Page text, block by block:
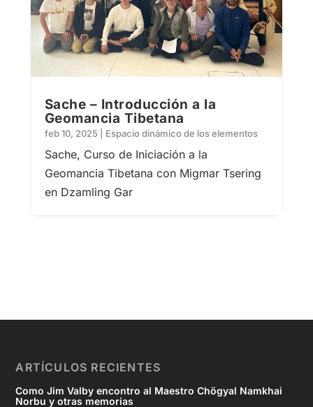
Sache – Introducción a la
Geomancia Tibetana
feb 10, 2025 Espacio dinámico de los elementos
Sache, Curso de Iniciación a la
Geomancia Tibetana con Migmar Tsering
en Dzamling Gar
ARTÍCULOS RECIENTES
Como Jim Valby encontro al Maestro Chögyal Namkhai
Norbu y otras memorias